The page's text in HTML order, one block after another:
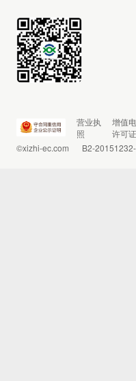
营业执
照
增值
许可证
©xizhi-ec.com
B2-